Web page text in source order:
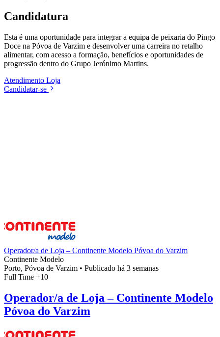
Candidatura
Esta é uma oportunidade para integrar a equipa de peixaria do Pingo
Doce na Póvoa de Varzim e desenvolver uma carreira no retalho
alimentar, com acesso a formação, benefícios e oportunidades de
progressão dentro do Grupo Jerónimo Martins.
Atendimento Loja
Candidatar-se
Operador/a de Loja – Continente Modelo Póvoa do Varzim
Continente Modelo
Porto, Póvoa de Varzim • Publicado há 3 semanas
Full Time +10
Operador/a de Loja – Continente Modelo
Póvoa do Varzim